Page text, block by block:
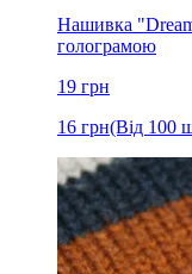
Нашивка
голограмою
19 грн
16 грн(Від 100